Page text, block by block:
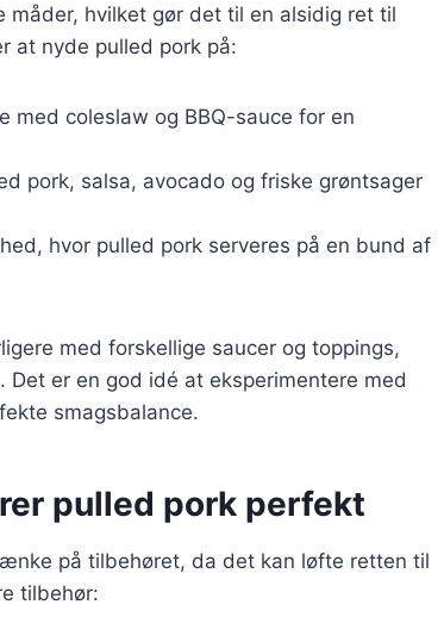
måder, hvilket gør det til en alsidig ret til
at nyde pulled pork på:
med coleslaw og BBQ-sauce for en
pork, salsa, avocado og friske grøntsager
hvor pulled pork serveres på en bund af
med forskellige saucer og toppings,
er en god idé at eksperimentere med
smagsbalance.
pulled pork perfekt
på tilbehøret, da det kan løfte retten til
tilbehør: